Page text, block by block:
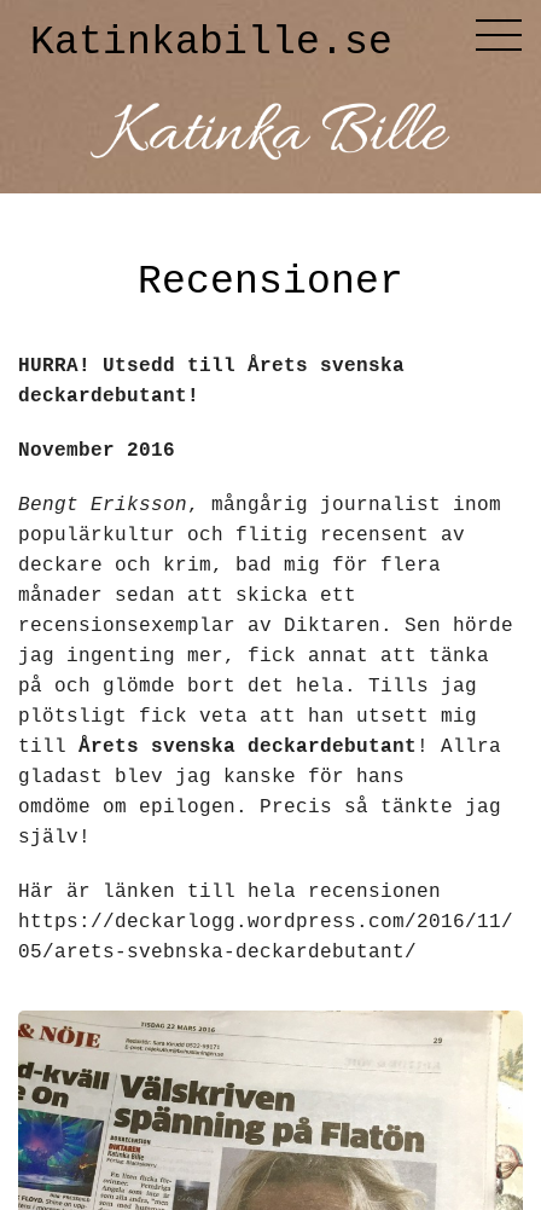
Katinkabille.se
Diktaren
Noveller
Författarbesök, signeringar
Recensioner
Kontakt
Recensioner
HURRA! Utsedd till Årets svenska
deckardebutant!
November 2016
Bengt Eriksson, mångårig journalist inom
populärkultur och flitig recensent av
deckare och krim, bad mig för flera
månader sedan att skicka ett
recensionsexemplar av Diktaren. Sen hörde
jag ingenting mer, fick annat att tänka
på och glömde bort det hela. Tills jag
plötsligt fick veta att han utsett mig
till Årets svenska deckardebutant ! Allra
gladast blev jag kanske för hans
omdöme om epilogen. Precis så tänkte jag
själv!
Här är länken till hela recensionen
https://deckarlogg.wordpress.com/2016/11/
05/arets-svebnska-deckardebutant/